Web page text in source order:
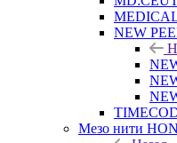
NEW
Мезо нити